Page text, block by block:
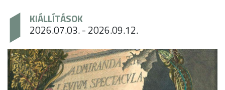
KIÁLLÍTÁSOK
2026.07.03. - 2026.09.12.